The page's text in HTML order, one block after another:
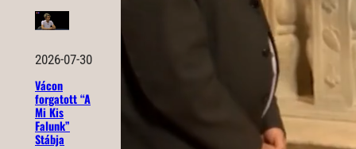
2026-07-30
Vácon
forgatott “A
Mi Kis
Falunk”
Stábja